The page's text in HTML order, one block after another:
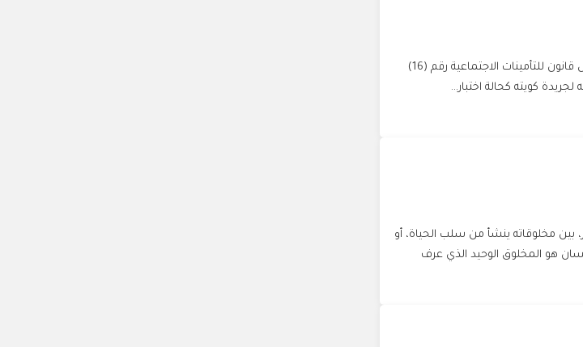
عرفته لأول مرة في الثالث من مايو 1987م عقب صدور أول قانون للتأمينات الاجتماعية رقم (16)
بين مخلوقاته ينشأ من سلب الحياة، أو
هو المخلوق الوحيد الذي عرف